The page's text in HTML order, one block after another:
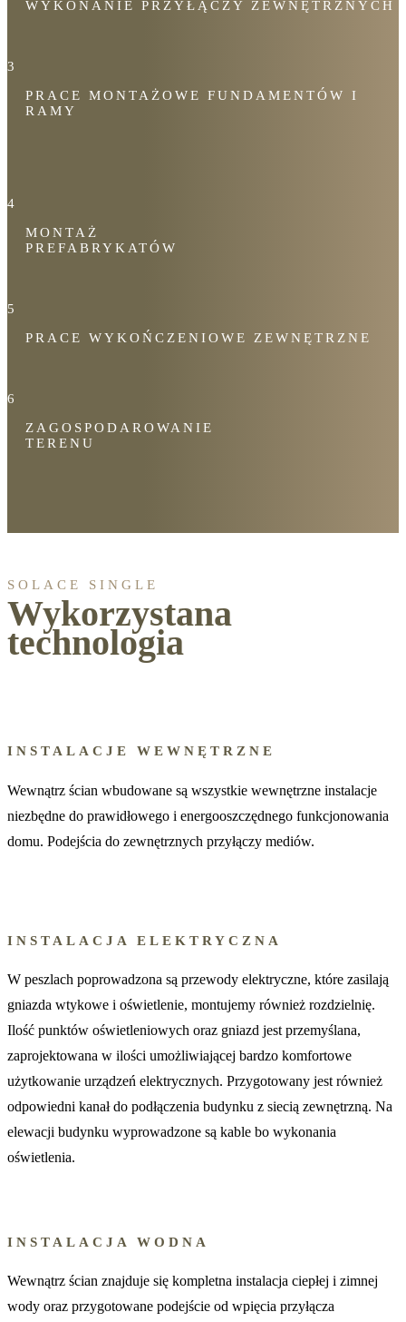
WYKONANIE PRZYŁĄCZY ZEWNĘTRZNYCH
3
PRACE MONTAŻOWE FUNDAMENTÓW I
RAMY
4
MONTAŻ
PREFABRYKATÓW
5
PRACE WYKOŃCZENIOWE ZEWNĘTRZNE
6
ZAGOSPODAROWANIE
TERENU
SOLACE SINGLE
Wykorzystana
technologia
INSTALACJE WEWNĘTRZNE
Wewnątrz ścian wbudowane są wszystkie wewnętrzne instalacje
niezbędne do prawidłowego i energooszczędnego funkcjonowania
domu. Podejścia do zewnętrznych przyłączy mediów.
INSTALACJA ELEKTRYCZNA
W peszlach poprowadzona są przewody elektryczne, które zasilają
gniazda wtykowe i oświetlenie, montujemy również rozdzielnię.
Ilość punktów oświetleniowych oraz gniazd jest przemyślana,
zaprojektowana w ilości umożliwiającej bardzo komfortowe
użytkowanie urządzeń elektrycznych. Przygotowany jest również
odpowiedni kanał do podłączenia budynku z siecią zewnętrzną. Na
elewacji budynku wyprowadzone są kable bo wykonania
oświetlenia.
INSTALACJA WODNA
Wewnątrz ścian znajduje się kompletna instalacja ciepłej i zimnej
wody oraz przygotowane podejście od wpięcia przyłącza